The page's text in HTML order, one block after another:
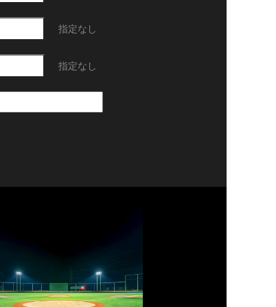
指定なし
指定なし